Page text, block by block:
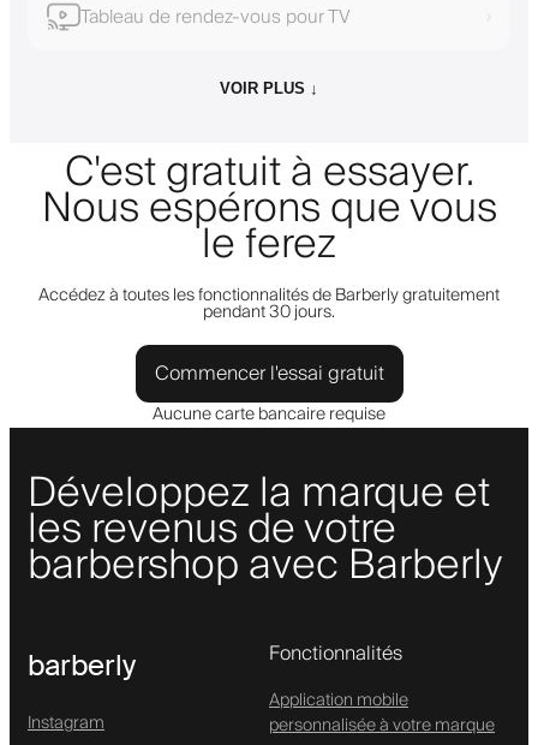
Tableau de rendez-vous pour TV ›
VOIR PLUS ↓
C'est gratuit à essayer.
Nous espérons que vous
le ferez
Accédez à toutes les fonctionnalités de Barberly gratuitement
pendant 30 jours.
Commencer l'essai gratuit
Aucune carte bancaire requise
Développez la marque et
les revenus de votre
barbershop avec Barberly
barberly
Instagram
Fonctionnalités
Application mobile
personnalisée à votre marque